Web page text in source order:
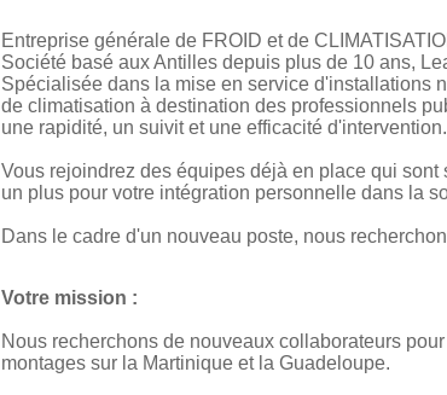
Entreprise générale de FROID et de
Société basé aux Antilles depuis plus de 10 ans,
Spécialisée dans la mise en service d'installations
de climatisation à destination des professionnels
une rapidité, un suivit et une efficacité d'intervention.
Vous rejoindrez des équipes déjà en place qui
un plus pour votre intégration personnelle dans la
Dans le cadre d'un nouveau poste, nous
Votre mission :
Nous recherchons de nouveaux collaborateurs
montages sur la Martinique et la Guadeloupe.